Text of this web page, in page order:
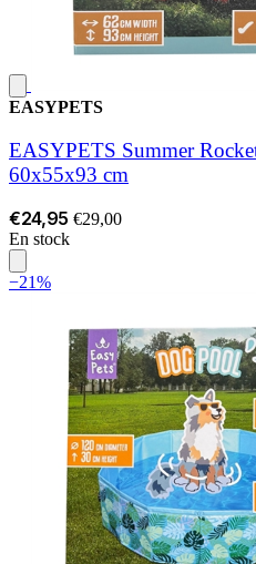
EASYPETS
EASYPETS Summer
60x55x93 cm
€24,95 €29,00
En stock
−21%